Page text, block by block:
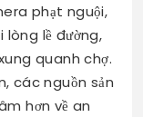
phạt nguội,
lề đường,
quanh chợ.
các nguồn sản
hơn về an